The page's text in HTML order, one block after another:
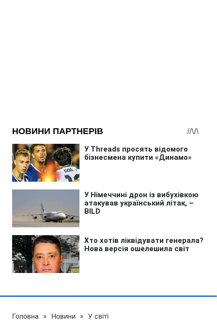
Головна » Новини » У світі